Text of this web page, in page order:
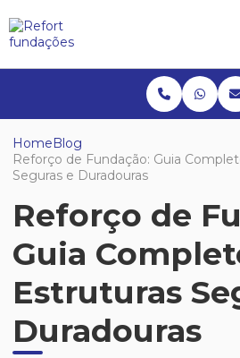
HomeBlog
Reforço de Fundação: Guia
Seguras e Duradouras
Reforço de
Guia
Estruturas
Duradouras